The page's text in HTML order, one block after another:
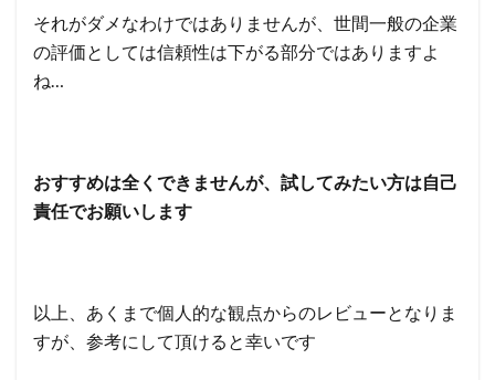
それがダメなわけではありませんが、世間一般の企業
の評価としては信頼性は下がる部分ではありますよ
ね…
おすすめは全くできませんが、試してみたい方は自己
責任でお願いします
以上、あくまで個人的な観点からのレビューとなりま
すが、参考にして頂けると幸いです